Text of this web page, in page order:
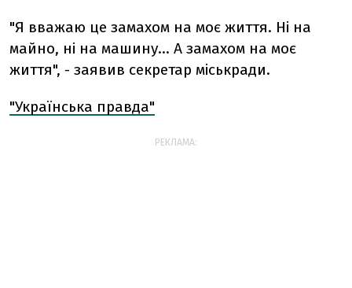
"Я вважаю це замахом на моє життя. Ні на
майно, ні на машину… А замахом на моє
життя", - заявив секретар міськради.
"Українська правда"
РЕКЛАМА: